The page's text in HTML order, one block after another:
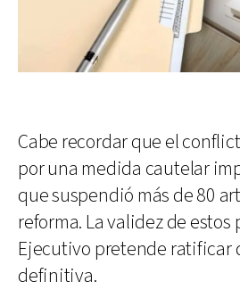
Cabe recordar que el
por una medida cautelar
que suspendió más de 80
reforma. La validez de estos
Ejecutivo pretende ratificar
definitiva.